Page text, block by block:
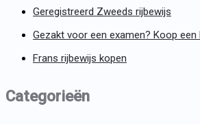
Geregistreerd Zweeds rijbewijs
Gezakt voor een examen? Koop een
Frans rijbewijs kopen
Categorieën